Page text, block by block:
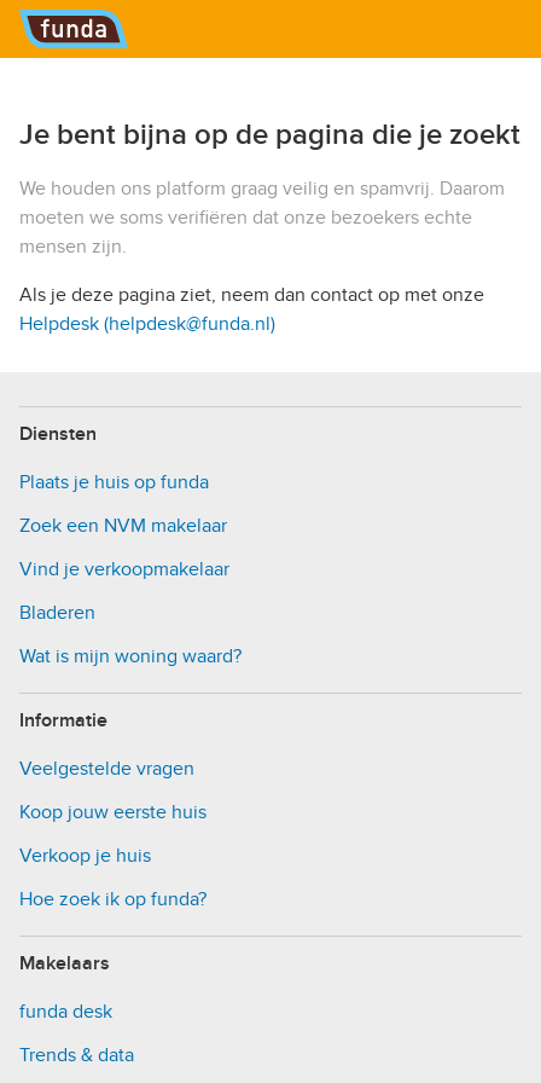
Hoofdmenu
Je bent bijna op de pagina die je zoekt
We houden ons platform graag veilig en spamvrij. Daarom
moeten we soms verifiëren dat onze bezoekers echte
mensen zijn.
Als je deze pagina ziet, neem dan contact op met onze
Helpdesk (helpdesk@funda.nl)
Diensten
Plaats je huis op funda
Zoek een NVM makelaar
Vind je verkoopmakelaar
Bladeren
Wat is mijn woning waard?
Informatie
Veelgestelde vragen
Koop jouw eerste huis
Verkoop je huis
Hoe zoek ik op funda?
Makelaars
funda desk
Trends & data